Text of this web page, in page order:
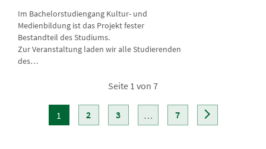
Im Bachelorstudiengang Kultur- und
Medienbildung ist das Projekt fester
Bestandteil des Studiums.
Zur Veranstaltung laden wir alle Studierenden
des…
Seite 1 von 7
1 2 3 … 7